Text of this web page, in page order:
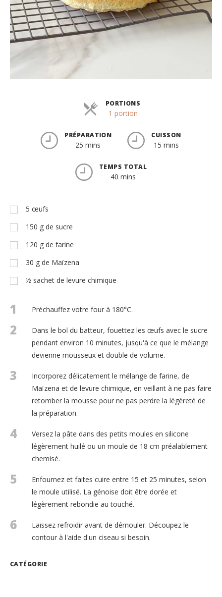
PORTIONS
1 portionParts
PRÉPARATION
25 mins
CUISSON
15 mins
TEMPS TOTAL
40 mins
5 œufs
150 g de sucre
120 g de farine
30 g de Maïzena
½ sachet de levure chimique
1 Préchauffez votre four à 180°C.
2
Dans le bol du batteur, fouettez les œufs avec le sucre
pendant environ 10 minutes, jusqu'à ce que le mélange
devienne mousseux et double de volume.
3
Incorporez délicatement le mélange de farine, de
Maïzena et de levure chimique, en veillant à ne pas faire
retomber la mousse pour ne pas perdre la légèreté de
la préparation.
4
Versez la pâte dans des petits moules en silicone
légèrement huilé ou un moule de 18 cm préalablement
chemisé.
5
Enfournez et faites cuire entre 15 et 25 minutes, selon
le moule utilisé. La génoise doit être dorée et
légèrement rebondie au touché.
6
Laissez refroidir avant de démouler. Découpez le
contour à l'aide d'un ciseau si besoin.
CATÉGORIE